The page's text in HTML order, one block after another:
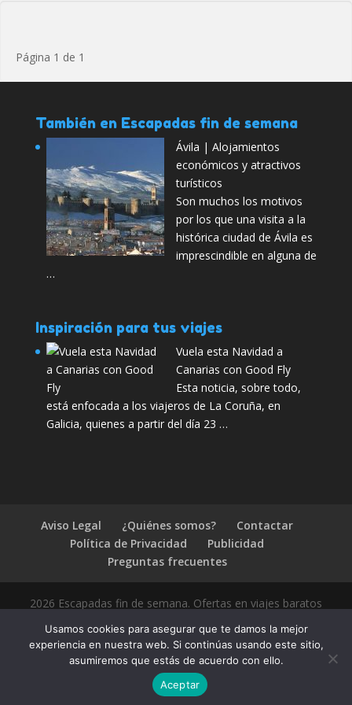
Página 1 de 1
También en Escapadas fin de semana
Ávila | Alojamientos
económicos y atractivos
turísticos
Son muchos los motivos
por los que una visita a la
histórica ciudad de Ávila es
imprescindible en alguna de
…
Inspiración para tus viajes
Vuela esta Navidad a
Canarias con Good Fly
Esta noticia, sobre todo,
está enfocada a los viajeros de La Coruña, en
Galicia, quienes a partir del día 23 …
Aviso Legal ¿Quiénes somos?
Contactar
Política de Privacidad
Publicidad
Preguntas frecuentes
2026 Escapadas fin de semana. Ofertas en viajes baratos
Usamos cookies para asegurar que te damos la mejor
experiencia en nuestra web. Si continúas usando este sitio,
asumiremos que estás de acuerdo con ello.
Aceptar